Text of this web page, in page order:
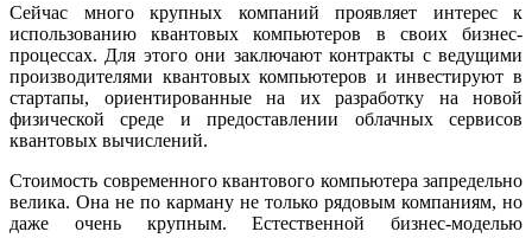
Сейчас много крупных компаний проявляет интерес к
использованию квантовых компьютеров в своих бизнес-
процессах. Для этого они заключают контракты с ведущими
производителями квантовых компьютеров и инвестируют в
стартапы, ориентированные на их разработку на новой
физической среде и предоставлении облачных сервисов
квантовых вычислений.
Стоимость современного квантового компьютера запредельно
велика. Она не по карману не только рядовым компаниям, но
даже очень крупным. Естественной бизнес-моделью